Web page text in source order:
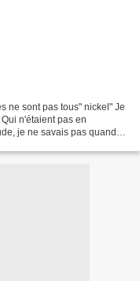
ne sont pas tous" nickel" Je
n'étaient pas en
je ne savais pas quand